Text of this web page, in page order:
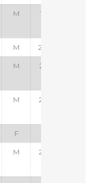
M 199
M 200
M 201
M 202
F
M 203